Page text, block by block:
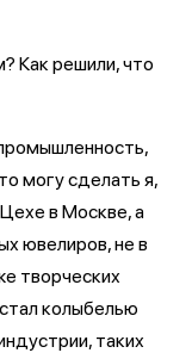
Как решили, что
могу сделать я,
в Москве, а
ювелиров, не в
творческих
колыбелью
таких